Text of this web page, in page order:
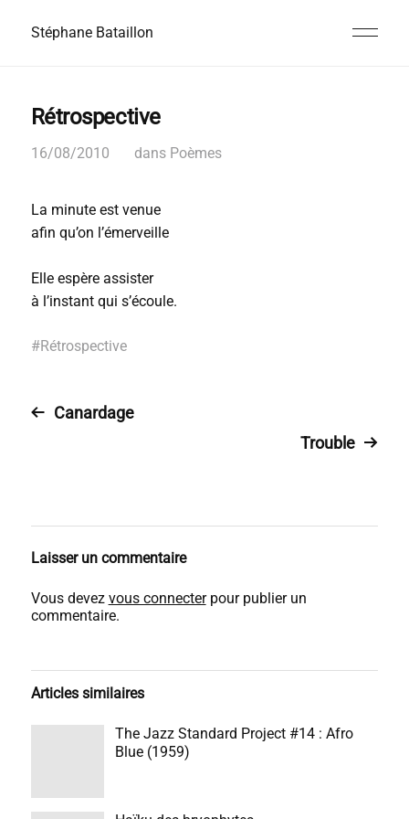
Stéphane Bataillon
Rétrospective
16/08/2010 dans Poèmes
La minute est venue
afin qu’on l’émerveille
Elle espère assister
à l’instant qui s’écoule.
#Rétrospective
Canardage
Trouble
Laisser un commentaire
Vous devez vous connecterpour publier un
commentaire.
Articles similaires
The Jazz Standard Project #14 : Afro
Blue (1959)